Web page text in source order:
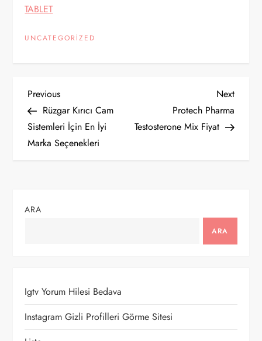
TABLET
UNCATEGORIZED
Y
a
z
g
i
n
Previous
Post
Previous
Rüzgar Kırıcı Cam
Sistemleri İçin En İyi
Marka Seçenekleri
Next
Post
Next
Protech Pharma
Testosterone Mix Fiyat
ARA
ARA
Igtv Yorum Hilesi Bedava
Instagram Gizli Profilleri Görme Sitesi